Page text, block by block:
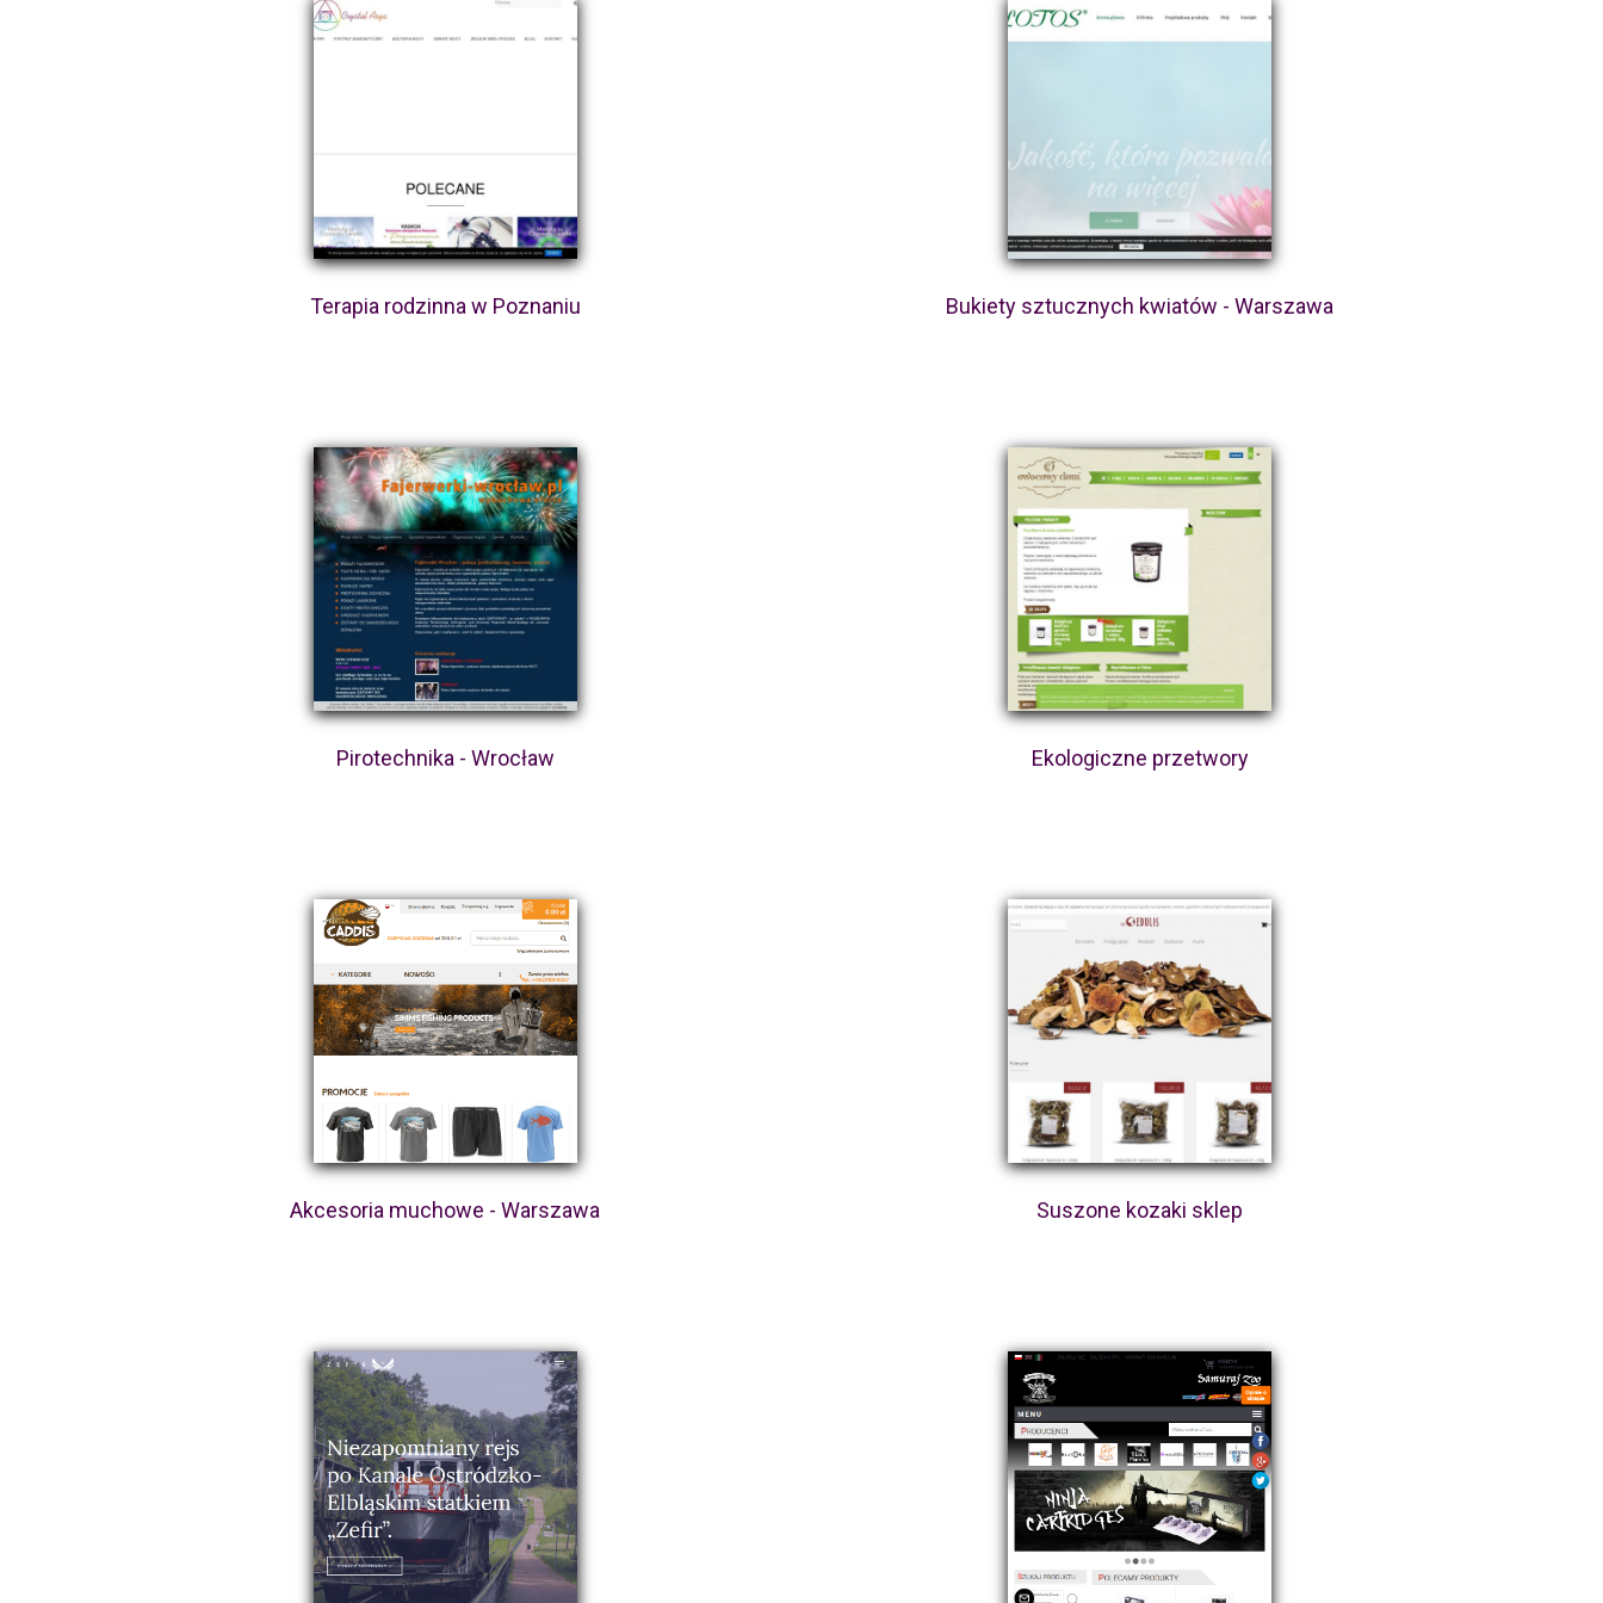
Terapia rodzinna w Poznaniu Bukiety sztucznych kwiatów - Warszawa
Pirotechnika - Wrocław Ekologiczne przetwory
Akcesoria muchowe - Warszawa Suszone kozaki sklep